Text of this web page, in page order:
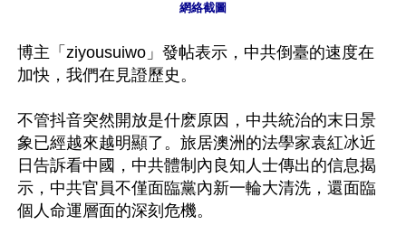
網絡截圖
博主「ziyousuiwo」發帖表示，中共倒臺的速度在
加快，我們在見證歷史。
不管抖音突然開放是什麽原因，中共統治的末日景
象已經越來越明顯了。旅居澳洲的法學家袁紅冰近
日告訴看中國，中共體制內良知人士傳出的信息揭
示，中共官員不僅面臨黨內新一輪大清洗，還面臨
個人命運層面的深刻危機。